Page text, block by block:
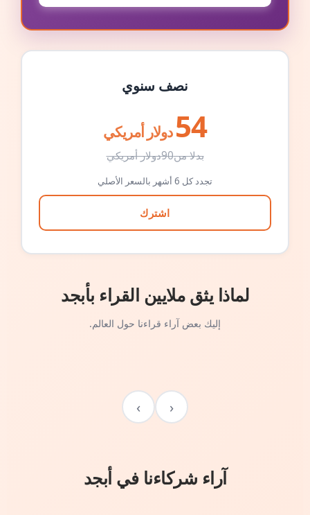
نصف سنوي
54 دولار أمريكي
بدلا من90دولار أمريكي
تجدد كل 6 أشهر بالسعر الأصلي
اشترك
لماذا يثق ملايين القراء بأبجد
إليك بعض آراء قراءنا حول العالم.
‹
›
آراء شركاءنا في أبجد